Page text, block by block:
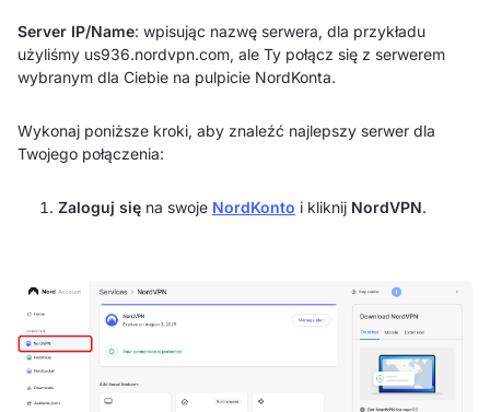
Server IP/Name: wpisując nazwę serwera, dla przykładu
użyliśmy us936.nordvpn.com, ale Ty połącz się z serwerem
wybranym dla Ciebie na pulpicie NordKonta.
Wykonaj poniższe kroki, aby znaleźć najlepszy serwer dla
Twojego połączenia:
Zaloguj się na swoje NordKonto i kliknij NordVPN.